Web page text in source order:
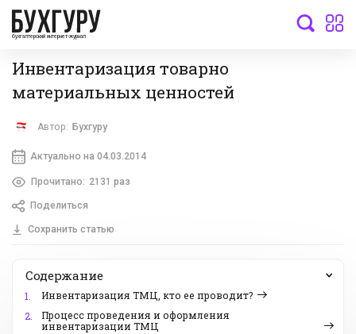
бухгалтерский интернет-журнал
Инвентаризация товарно
материальных ценностей
Автор: Бухгуру
Актуально на 04.03.2014
Прочитано: 2131 раз
Поделиться
Сохранить статью
Содержание
1.
Инвентаризация ТМЦ, кто ее проводит?
2.
Процесс проведения и оформления
инвентаризации ТМЦ